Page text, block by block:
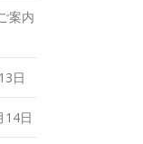
案内
日
14日